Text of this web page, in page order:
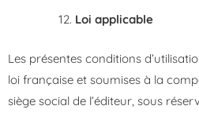
Loi applicable
Les présentes conditions
loi française et soumises à la
siège social de l’éditeur, sous